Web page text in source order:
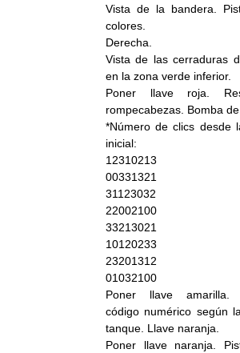
Vista de la bandera.
colores.
Derecha.
Vista de las cerraduras
en la zona verde inferior.
Poner llave roja.
rompecabezas. Bomba
*Número de clics desde
inicial:
12310213
00331321
31123032
22002100
33213021
10120233
23201312
01032100
Poner llave amarilla.
código numérico según
tanque. Llave naranja.
Poner llave naranja.